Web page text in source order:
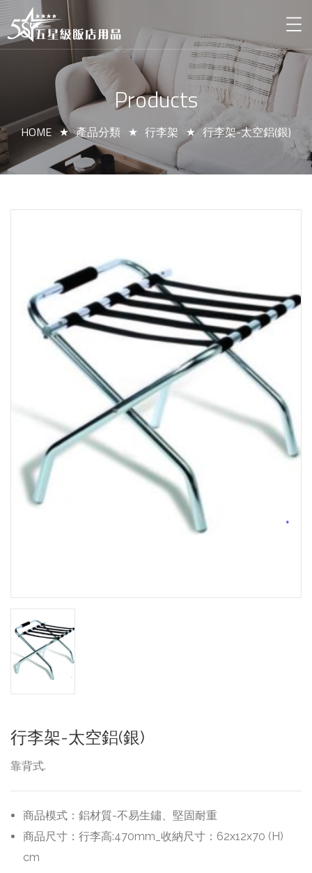
Products
HOME 產品分類 行李架 行李架-太空鋁(銀)
行李架-太空鋁(銀)
靠背式.
商品模式： 鋁材質-不易生鏽、堅固耐重
商品尺寸： 行李高:470mm_收納尺寸：62x12x70 (H)
cm